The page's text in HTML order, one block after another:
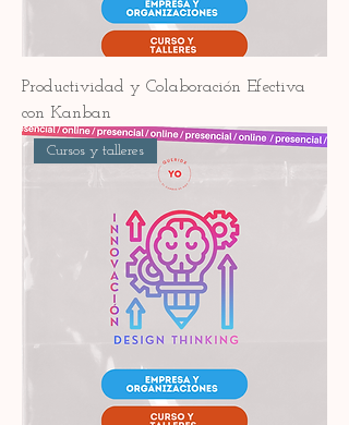
Productividad y Colaboración Efectiva
con Kanban
Cursos y talleres